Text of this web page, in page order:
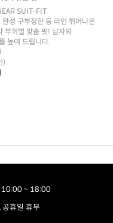
SUIT-FIT
완성 구부정한 등 라인 튀어나온
부위별 맞춤 핏! 남자의
높여 드립니다.
)
10:00 ~ 18:00
공휴일 휴무